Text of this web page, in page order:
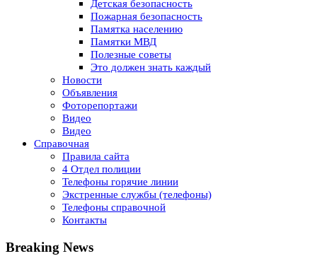
Детская безопасность
Пожарная безопасность
Памятка населению
Памятки МВД
Полезные советы
Это должен знать каждый
Новости
Объявления
Фоторепортажи
Видео
Видео
Справочная
Правила сайта
4 Отдел полиции
Телефоны горячие линии
Экстренные службы (телефоны)
Телефоны справочной
Контакты
Breaking News